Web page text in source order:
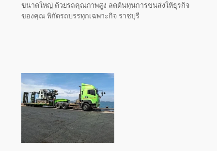
ขนาดใหญ่ ด้วยรถคุณภาพสูง ลดต้นทุนการขนส่งให้ธุรกิจ
ของคุณ พิกัดรถบรรทุกเฉพาะกิจ ราชบุรี